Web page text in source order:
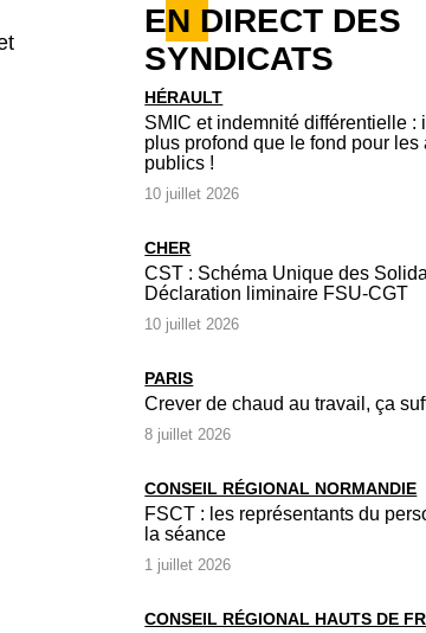
EN DIRECT DES
SYNDICATS
HÉRAULT
SMIC et indemnité différentielle :
plus profond que le fond pour les
publics !
10 juillet 2026
CHER
CST : Schéma Unique des
Déclaration liminaire FSU-CGT
10 juillet 2026
PARIS
Crever de chaud au travail, ça
8 juillet 2026
CONSEIL RÉGIONAL NORMANDIE
FSCT : les représentants du
la séance
1 juillet 2026
CONSEIL RÉGIONAL HAUTS DE